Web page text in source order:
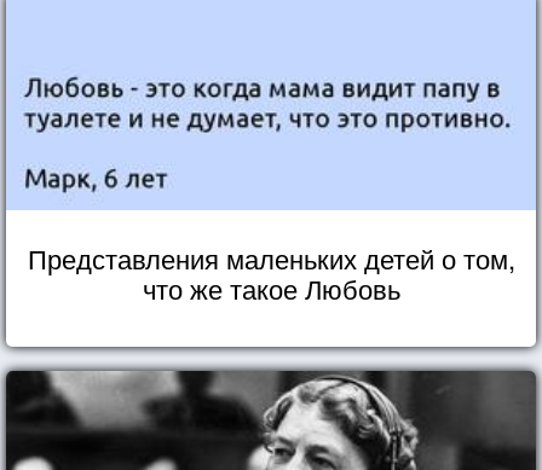
Представления маленьких детей о том,
что же такое Любовь